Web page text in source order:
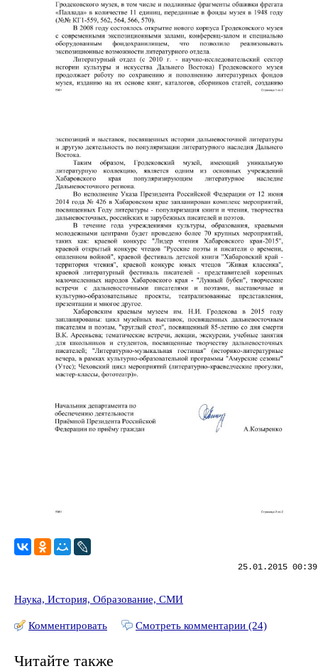
25.01.2015
Наука, История, Образование, СМИ
Комментировать Смотреть комментарии (24)
Читайте также